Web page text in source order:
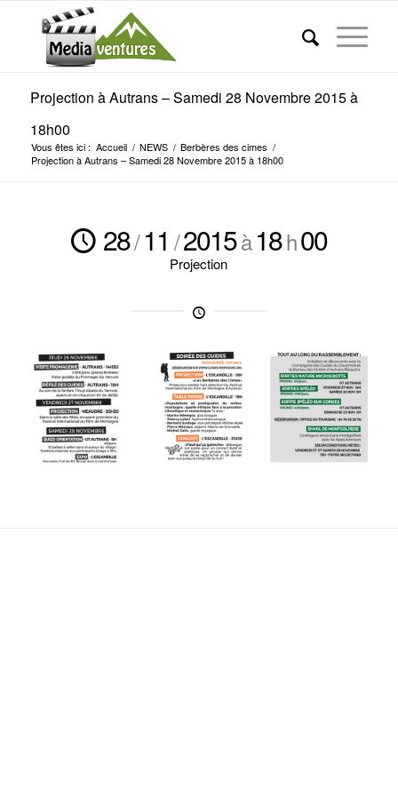
Projection à Autrans – Samedi 28 Novembre 2015 à
18h00
Vous êtes ici : Accueil / NEWS / Berbères des cimes /
Projection à Autrans – Samedi 28 Novembre 2015 à 18h00
28/11 /2015à18h00
Projection